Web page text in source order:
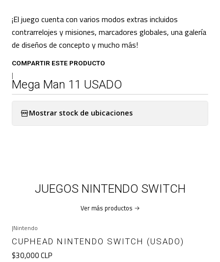
¡El juego cuenta con varios modos extras incluidos
contrarrelojes y misiones, marcadores globales, una galería
de diseños de concepto y mucho más!
COMPARTIR ESTE PRODUCTO
|
Mega Man 11 USADO
Mostrar stock de ubicaciones
JUEGOS NINTENDO SWITCH
Ver más productos
|Nintendo
CUPHEAD NINTENDO SWITCH (USADO)
$30,000 CLP